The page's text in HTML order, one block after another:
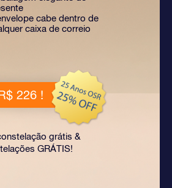
cabe dentro de
caixa de correio
226 !
grátis &
GRÁTIS!